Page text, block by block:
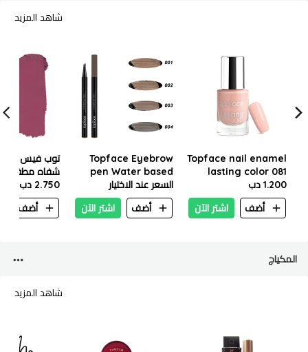
شاهد المزيد
Topface nail enamel
lasting color 081
1.200 دب
أضف
اشتر الآن
Topface Eyebrow
pen Water based
PT616
السعر عند الاختيار
أضف
اشتر الآن
توب فيس
شفاه مطفي 010 Pt155
2.750 دب
أضف
المكياج
شاهد المزيد